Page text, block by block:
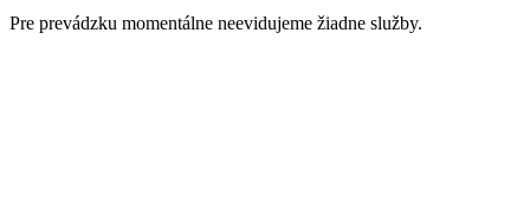
Pre prevádzku momentálne neevidujeme žiadne služby.